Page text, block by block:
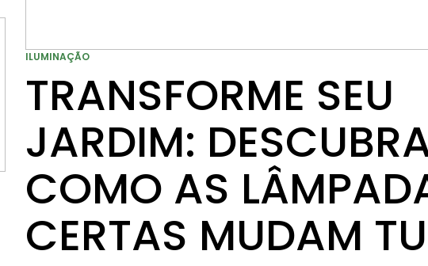
TRANSFORME SEU
JARDIM:
COMO AS
CERTAS MUDAM
ILUMINAÇÃO